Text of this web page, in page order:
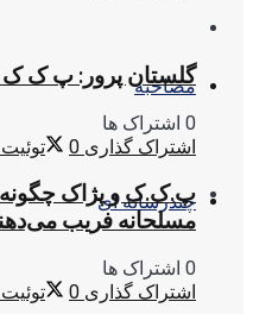
مصاحبه
چندرسانه ای
گلستان پرور: پ ک
0 اشتراک ها
اشتراک گذاری 0 توئیت
پ.ک.ک و پژاک چگونه
مسلحانه فریب
0 اشتراک ها
اشتراک گذاری 0 توئیت